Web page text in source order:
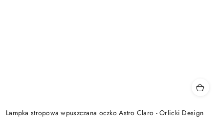
Lampka stropowa wpuszczana oczko Astro Claro - Orlicki Design